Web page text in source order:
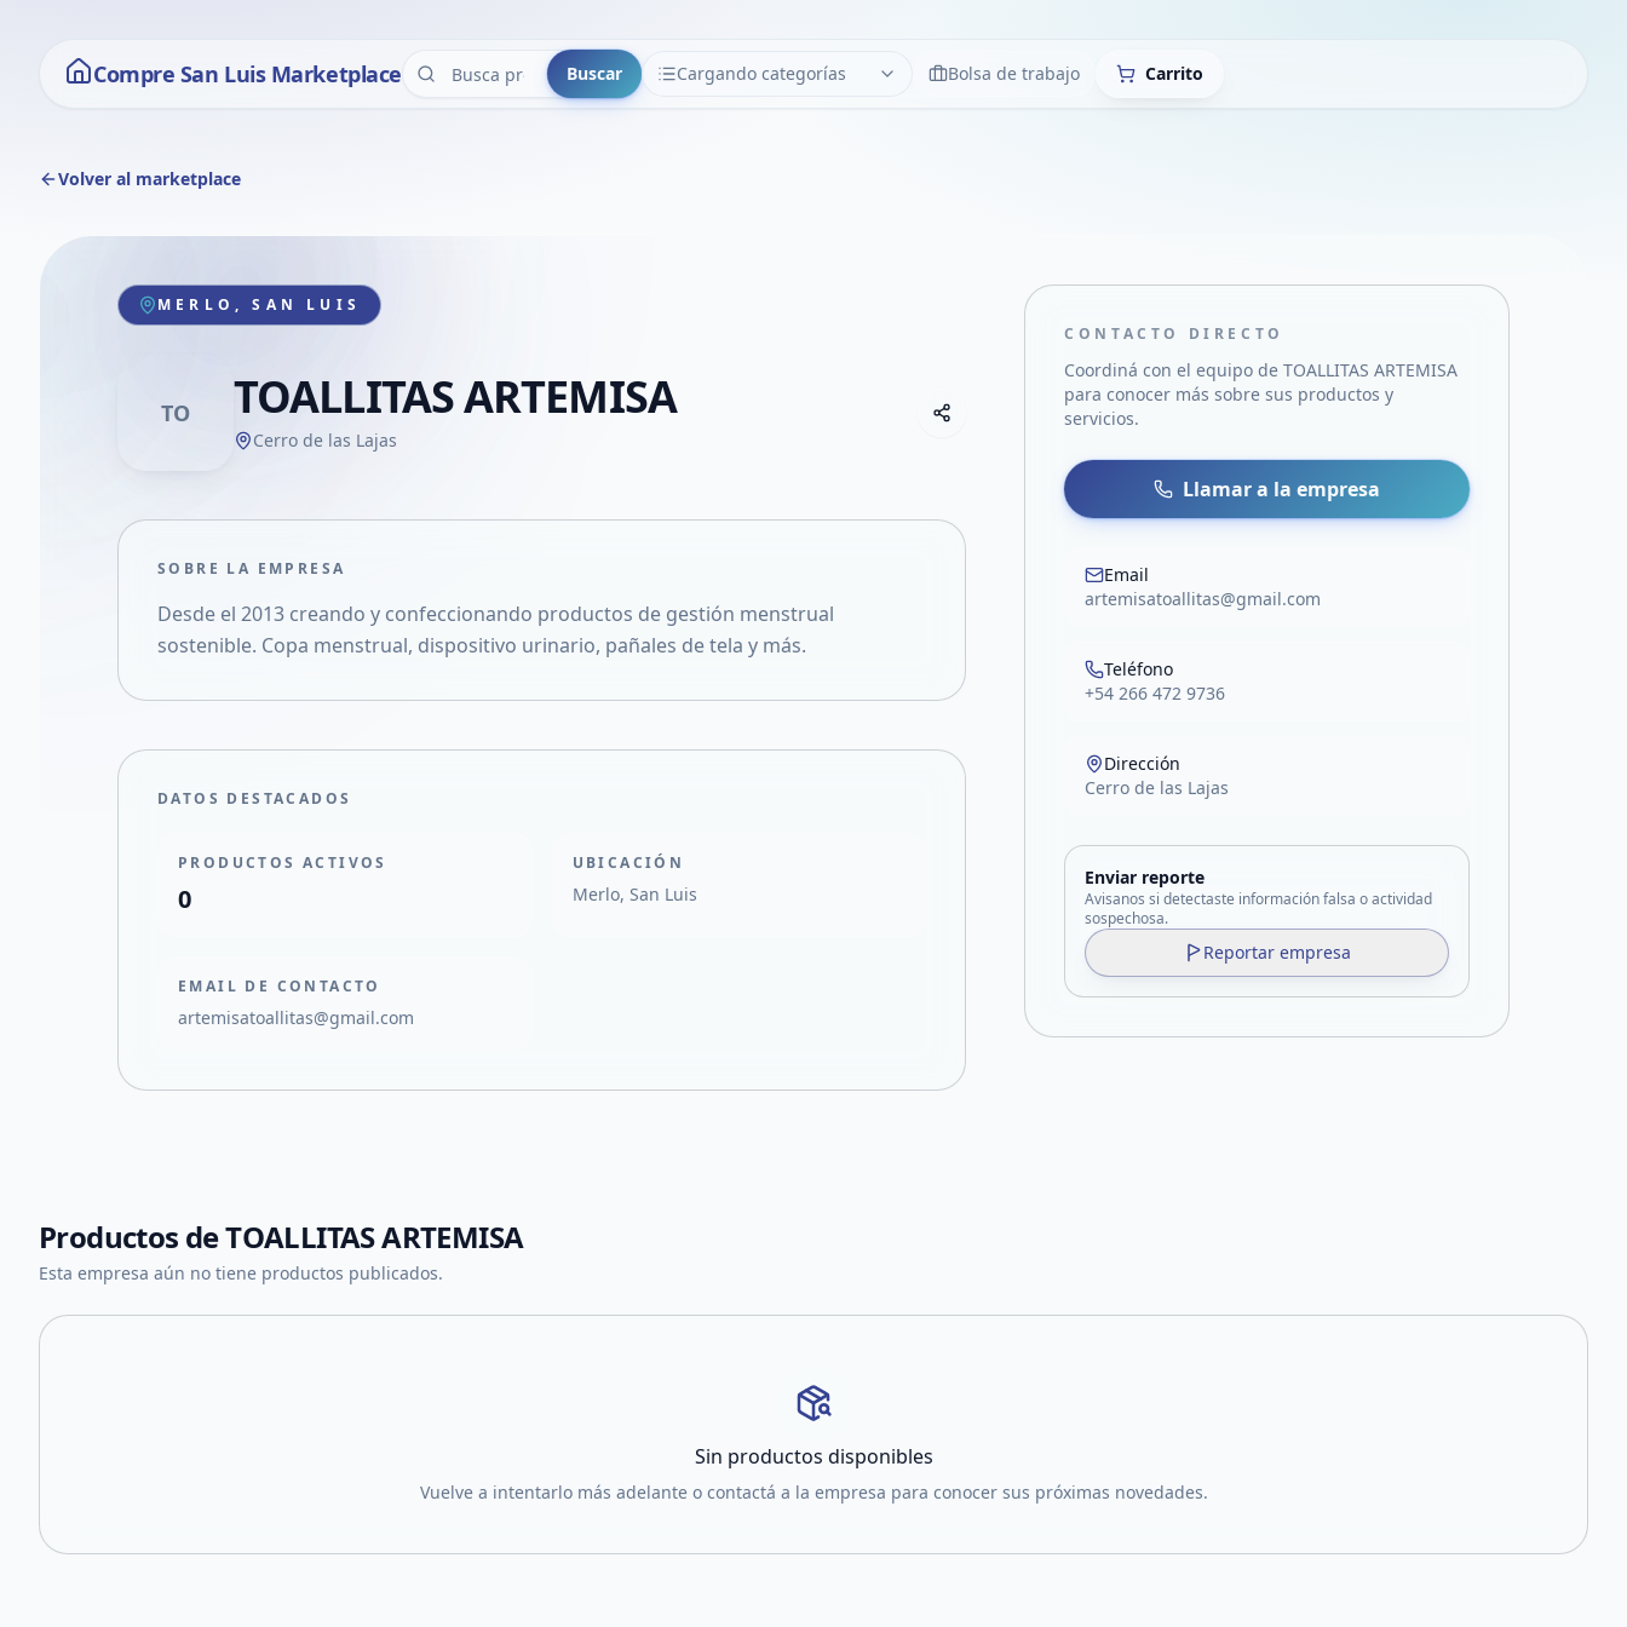
Compre San Luis Marketplace Buscar Cargando categorías
CATEGORÍAS LimpiarBolsa de trabajo Carrito
Volver al marketplace
MERLO, SAN LUIS
TO TOALLITAS ARTEMISA
Cerro de las Lajas
Compartir empresa
Compartir por WhatsApp
Compartir por mail
Compartir en Facebook
SOBRE LA EMPRESA
Desde el 2013 creando y confeccionando productos de gestión menstrual
sostenible. Copa menstrual, dispositivo urinario, pañales de tela y más.
DATOS DESTACADOS
PRODUCTOS ACTIVOS
0
UBICACIÓN
Merlo, San Luis
EMAIL DE CONTACTO
artemisatoallitas@gmail.com
CONTACTO DIRECTO
Coordiná con el equipo deTOALLITAS ARTEMISA
para conocer más sobre sus productos y
servicios.
Llamar a la empresa
Email
artemisatoallitas@gmail.com
Teléfono
+54 266 472 9736
Dirección
Cerro de las Lajas
Enviar reporte
Avisanos si detectaste información falsa o actividad
sospechosa.
Reportar empresa
Productos deTOALLITAS ARTEMISA
Esta empresa aún no tiene productos publicados.
Sin productos disponibles
Vuelve a intentarlo más adelante o contactá a la empresa para conocer sus próximas novedades.